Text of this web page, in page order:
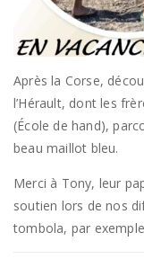
Après la Corse,
l’Hérault, dont les
(École de hand),
beau maillot bleu.
Merci à Tony, leur
soutien lors de nos
tombola, par